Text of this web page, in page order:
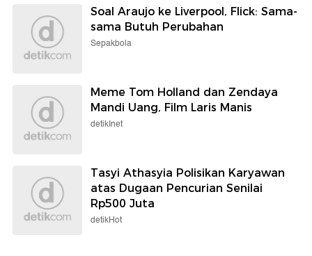
Soal Araujo ke Liverpool, Flick: Sama-
sama Butuh Perubahan
Sepakbola
Meme Tom Holland dan Zendaya
Mandi Uang, Film Laris Manis
detikInet
Tasyi Athasyia Polisikan Karyawan
atas Dugaan Pencurian Senilai
Rp500 Juta
detikHot